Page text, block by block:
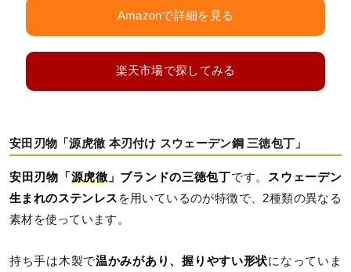
Amazonで詳細を見る
楽天市場で探してみる
安田刃物「源虎徹 本刃付け スウェーデン鋼 三徳包丁」
安田刃物「 源虎徹」ブランドの三徳包丁です。 スウェーデン
生まれのステンレス を用いているのが特徴で、2種類の異なる
素材を使っています。
持ち手は木製で温かみがあり、握りやすい形状になっていま